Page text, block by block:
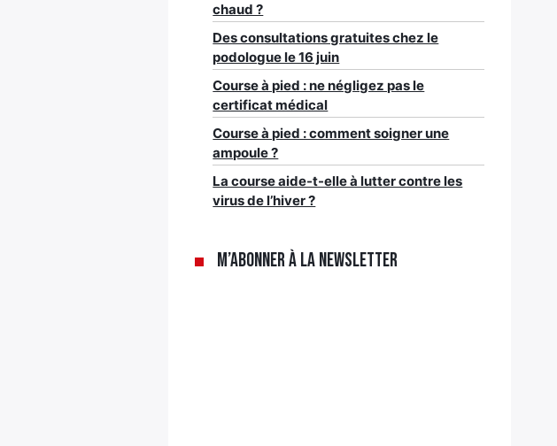
chaud ?
Des consultations gratuites chez le
podologue le 16 juin
Course à pied : ne négligez pas le
certificat médical
Course à pied : comment soigner une
ampoule ?
La course aide-t-elle à lutter contre les
virus de l’hiver ?
M’abonner à la newsletter